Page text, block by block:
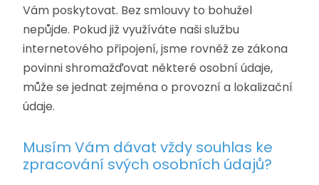
Vám poskytovat. Bez smlouvy to bohužel
nepůjde. Pokud již využíváte naši službu
internetového připojení, jsme rovněž ze zákona
povinni shromažďovat některé osobní údaje,
může se jednat zejména o provozní a lokalizační
údaje.
Musím Vám dávat vždy souhlas ke
zpracování svých osobních údajů?